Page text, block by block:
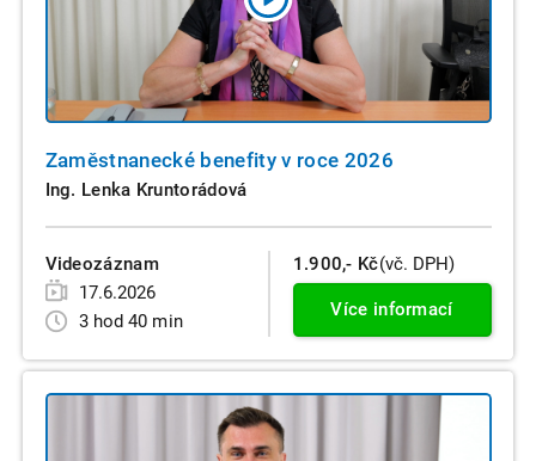
Zaměstnanecké benefity v roce 2026
Ing. Lenka Kruntorádová
Videozáznam
17.6.2026
3 hod 40 min
1.900,- Kč(vč. DPH)
Více informací